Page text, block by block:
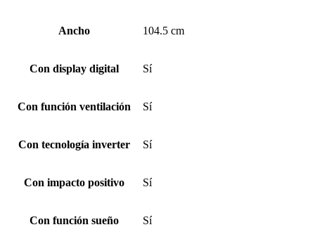
Ancho 104.5 cm
Con display digital Sí
Con función ventilación Sí
Con tecnología inverter Sí
Con impacto positivo Sí
Con función sueño Sí